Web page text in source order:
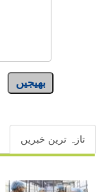
بھیجیں
تازہ ترین خبریں